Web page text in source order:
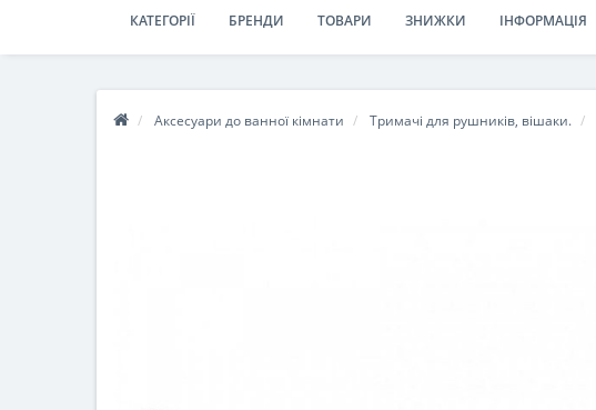
КАТЕГОРІЇ БРЕНДИ ТОВАРИ ЗНИЖКИ ІНФОРМАЦІЯ
Аксесуари до ванної кімнати Тримачі для рушників, вішаки.